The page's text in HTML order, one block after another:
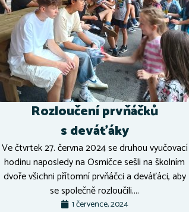
Rozloučení prvňáčků
s deváťáky
Ve čtvrtek 27. června 2024 se druhou vyučovací
hodinu naposledy na Osmičce sešli na školním
dvoře všichni přítomní prvňáčci a deváťáci, aby
se společně rozloučili....
1 července, 2024